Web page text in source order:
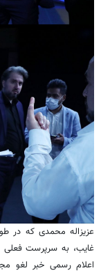
عزیزاله محمدی که در
غایب، به سرپرست فعلی
اعلام رسمی خبر لغو